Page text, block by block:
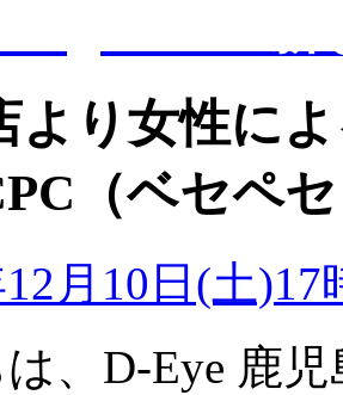
より女性に
（ベセペ
月10日(土)17
、D-Eye 鹿